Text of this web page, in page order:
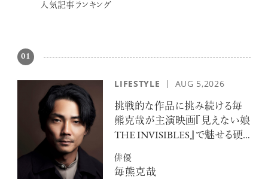
人気記事ランキング
01
LIFESTYLE AUG 5,2026
挑戦的な作品に挑み続ける毎
熊克哉が主演映画『見えない娘
THE INVISIBLES』で魅せる硬
俳優
毎熊克哉